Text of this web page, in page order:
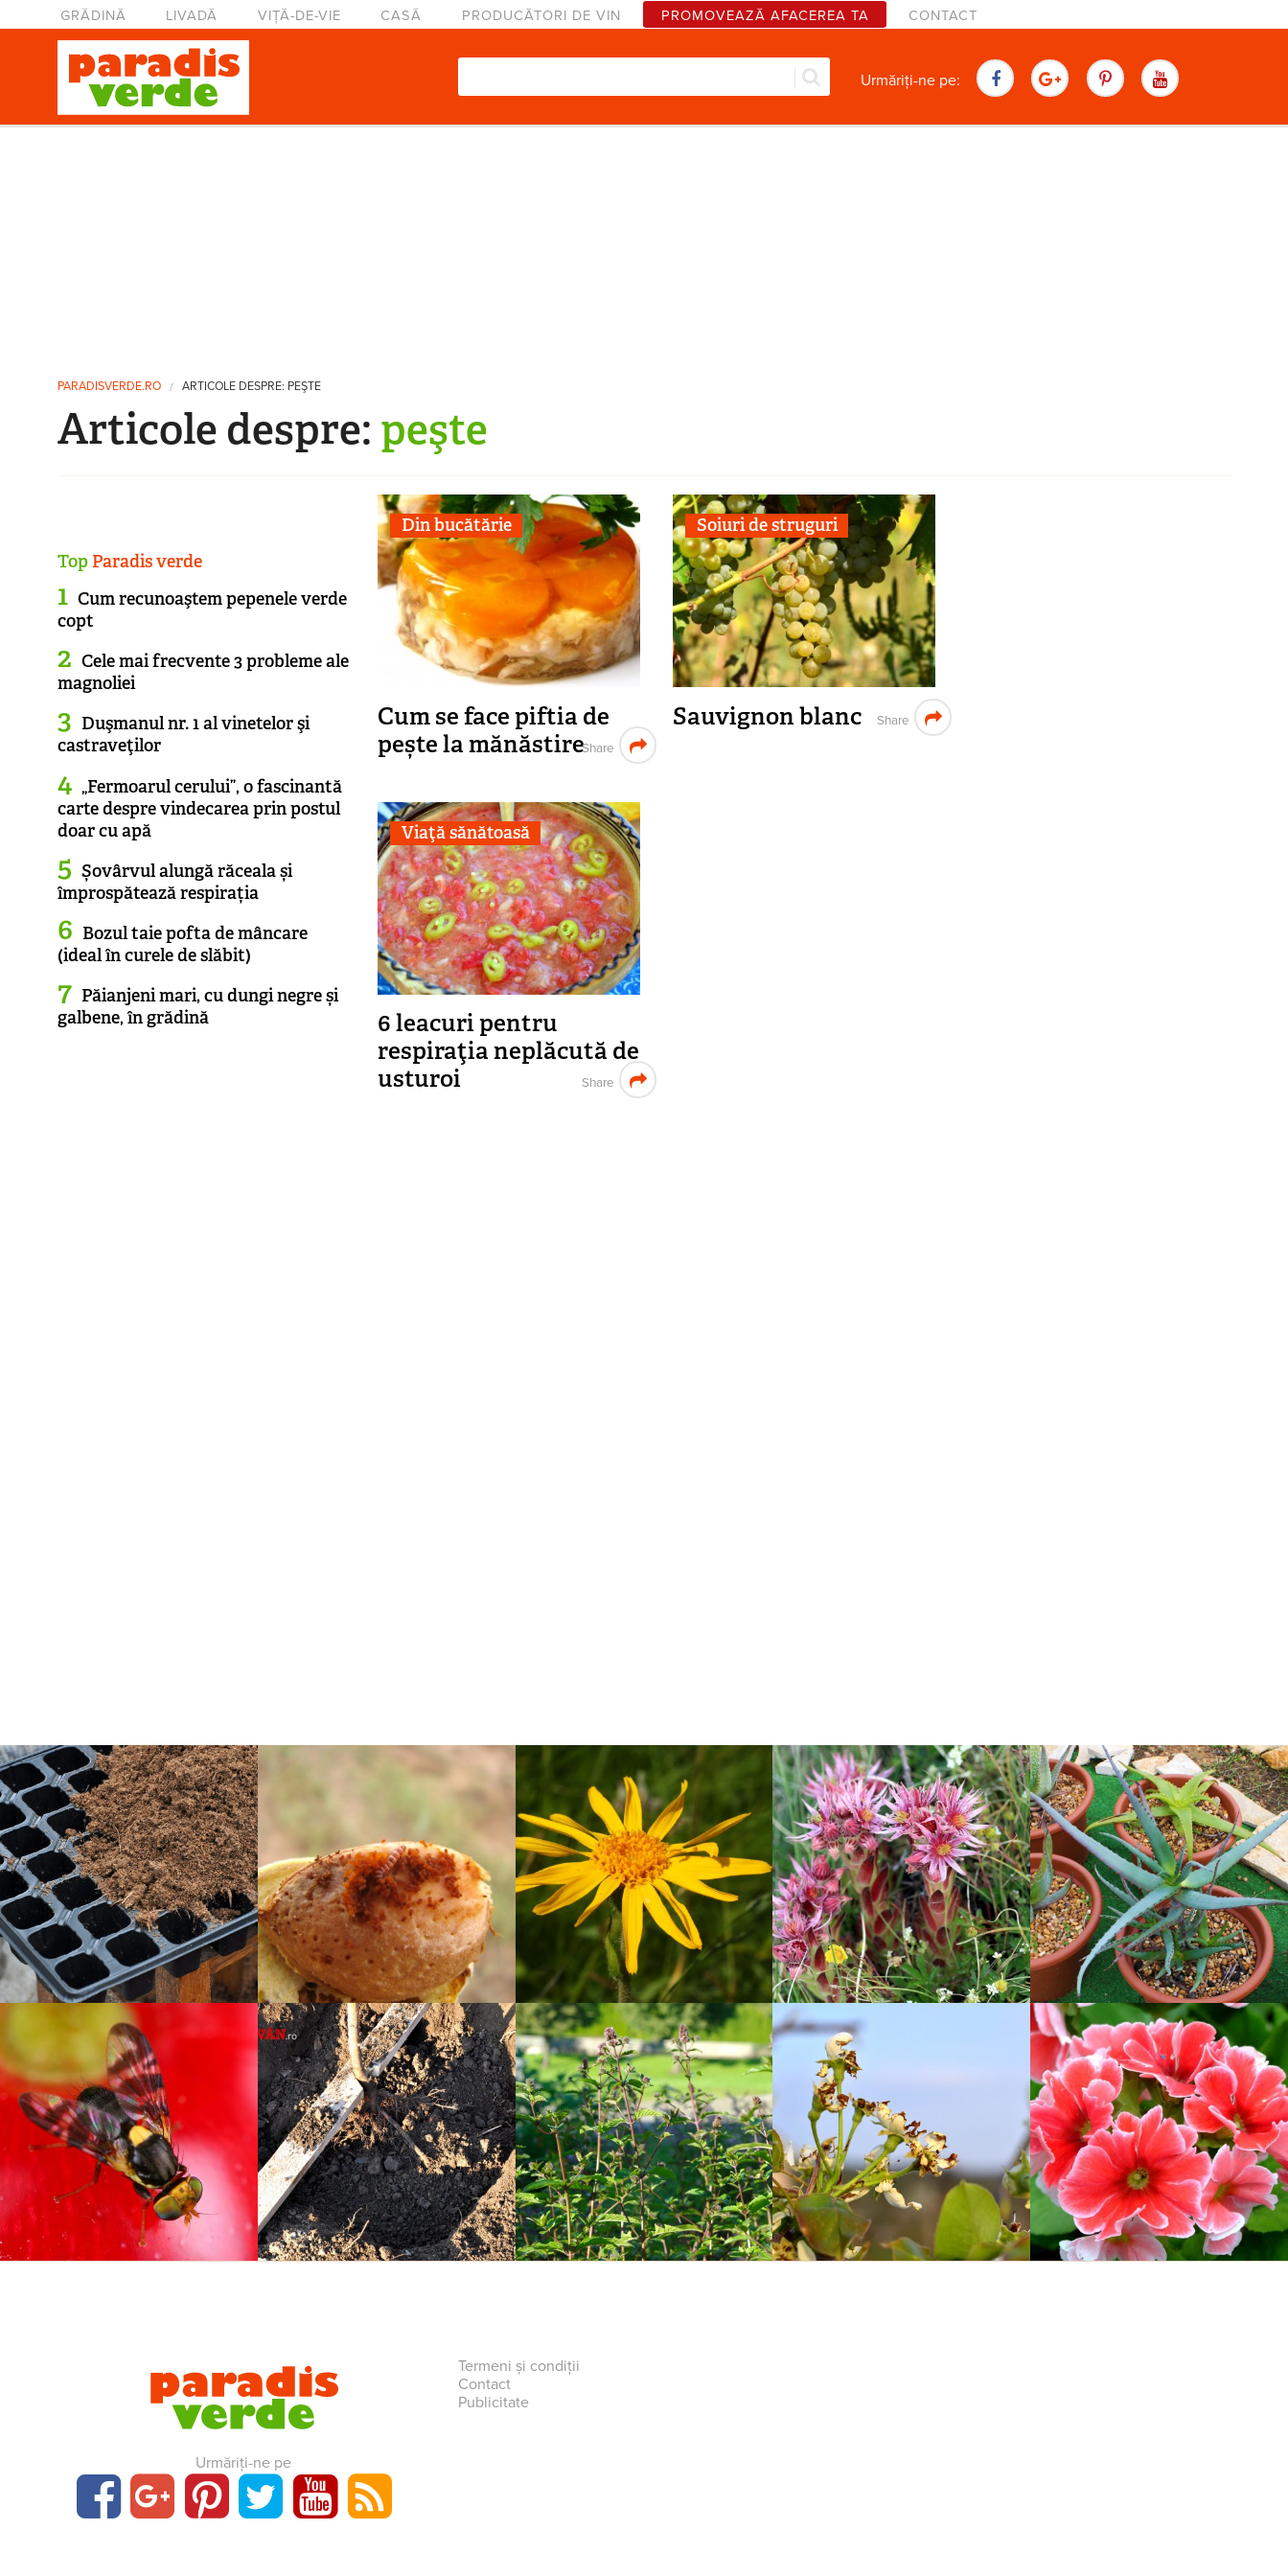
Mergi la conţinutul principal
Meniu principal
GRĂDINĂ LIVADĂ VIȚĂ-DE-VIE CASĂ PRODUCĂTORI DE VIN PROMOVEAZĂ AFACEREA TA CONTACT
Formular de căutare Urmăriți-ne pe:
Eşti aici
PARADISVERDE.RO ARTICOLE DESPRE: PEŞTE
Articole despre: peşte
Din bucătărie
Cum se face piftia de
pește la mănăstireShare
Soiuri de struguri
Sauvignon blanc Share
Viaţă sănătoasă
6 leacuri pentru
respiraţia neplăcută de
usturoi
Share
TopParadis verde
Cum recunoaştem pepenele verde
copt
Cele mai frecvente 3 probleme ale
magnoliei
Duşmanul nr. 1 al vinetelor şi
castraveţilor
„Fermoarul cerului”, o fascinantă
carte despre vindecarea prin postul
doar cu apă
Șovârvul alungă răceala și
împrospătează respirația
Bozul taie pofta de mâncare
(ideal în curele de slăbit)
Păianjeni mari, cu dungi negre și
galbene, în grădină
Urmăriți-ne pe
Termeni și condiții
Contact
Publicitate